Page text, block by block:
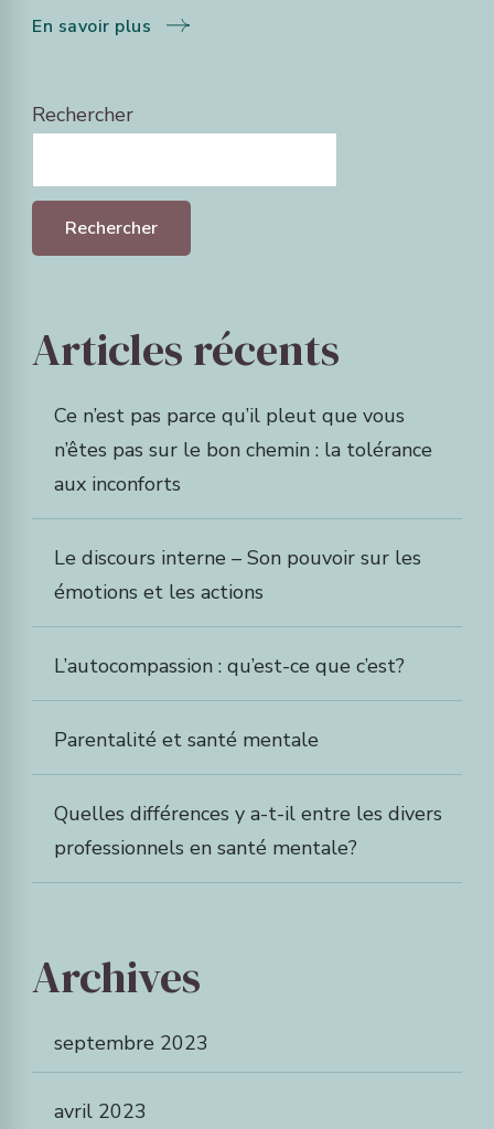
En savoir plus
Rechercher
Rechercher
Articles récents
Ce n’est pas parce qu’il pleut que vous
n’êtes pas sur le bon chemin : la tolérance
aux inconforts
Le discours interne – Son pouvoir sur les
émotions et les actions
L’autocompassion : qu’est-ce que c’est?
Parentalité et santé mentale
Quelles différences y a-t-il entre les divers
professionnels en santé mentale?
Archives
septembre 2023
avril 2023